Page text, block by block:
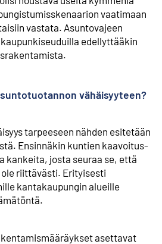
vaatimaan
vastata. Asuntovajeen
edellyttääkin
vähäisyyteen?
tarpeeseen nähden esitetään
Ensinnäkin kuntien kaavoitus­
kankeita, josta seuraa se, että
riittävästi. Erityisesti
kanta­kaupungin alueille
asettavat